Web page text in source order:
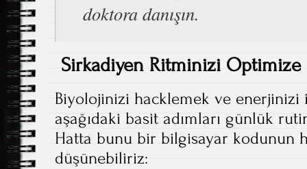
doktora danışın.
Sirkadiyen Ritminizi Optimize
Biyolojinizi hacklemek ve enerjinizi
aşağıdaki basit adımları günlük
Hatta bunu bir bilgisayar kodunun
düşünebiliriz: